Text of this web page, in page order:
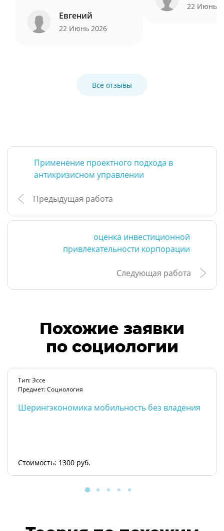
Евгений
22 Июнь 2026
22 Июнь
Все отзывы
Применение проектного подхода в
антикризисном управлении
Предыдущая работа
оценка инвестиционной
привлекательности корпорации
Следующая работа
Похожие заявки
по социологии
Тип: Эссе
Предмет: Социология
Шерингэкономика мобильность без владения
Стоимость: 1300 руб.